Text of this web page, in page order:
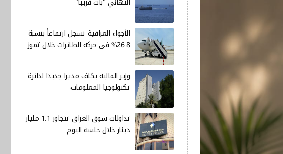
الأجواء العراقية تسجل ارتفاعاً بنسبة
26.8% في حركة الطائرات خلال تموز
وزير المالية يكلف مديرا جديدا لدائرة
تكنولوجيا المعلومات
تداولات سوق العراق تتجاوز 1.1 مليار
دينار خلال جلسة اليوم